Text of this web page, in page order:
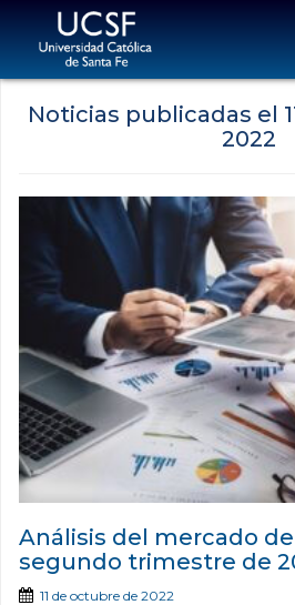
Noticias publicadas el
2022
Análisis del mercado
segundo trimestre de
11 de octubre de 2022